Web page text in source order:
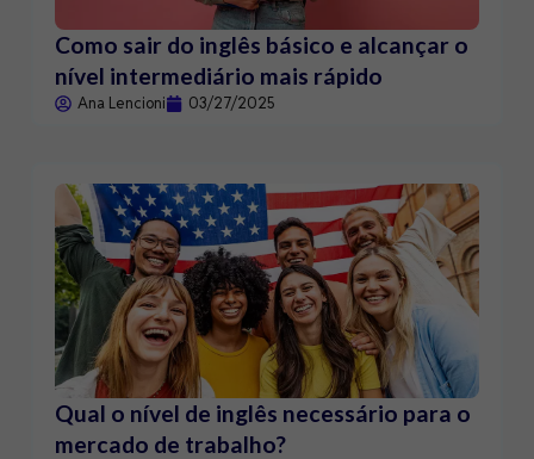
Como sair do inglês básico e alcançar o
nível intermediário mais rápido
Ana Lencioni 03/27/2025
Qual o nível de inglês necessário para o
mercado de trabalho?